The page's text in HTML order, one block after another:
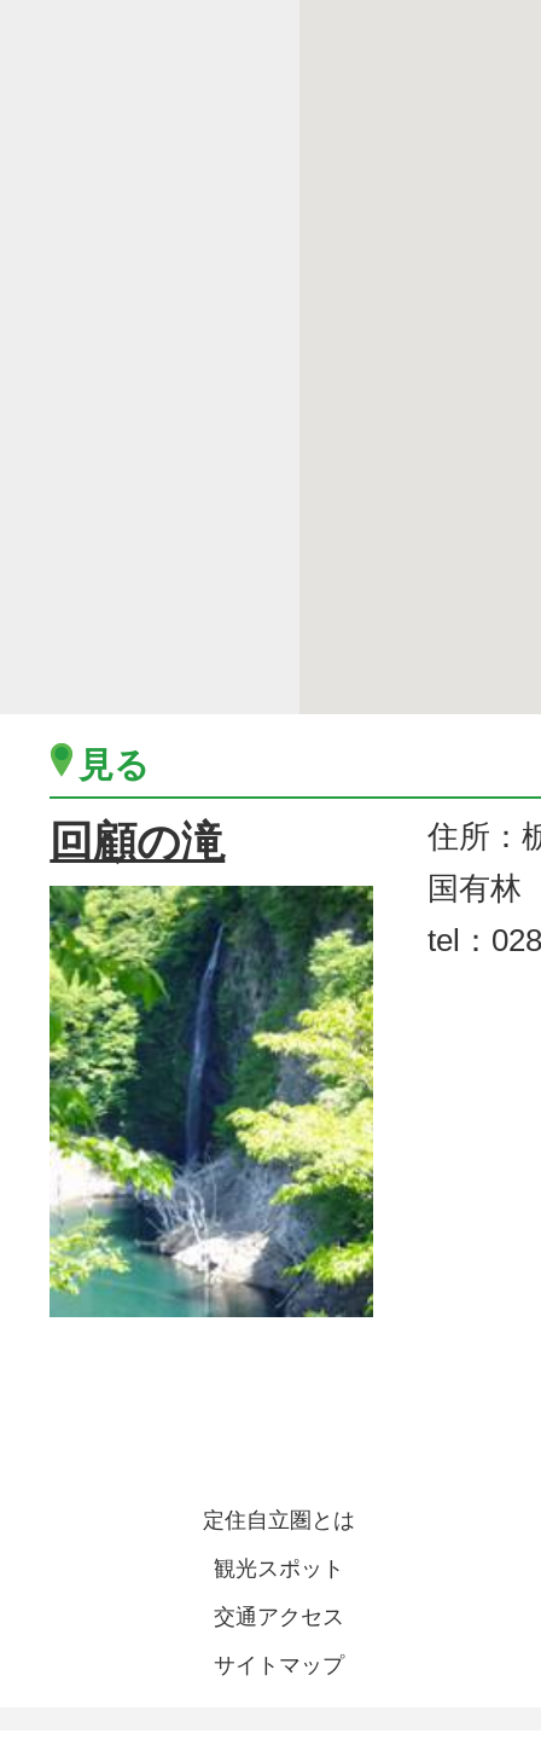
見る
回顧の滝
住所：
国有林
tel：
定住自立圏とは
観光スポット
交通アクセス
サイトマップ